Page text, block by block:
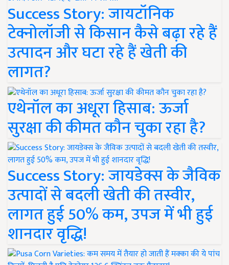
Success Story: जायटॉनिक
टेक्नोलॉजी से किसान कैसे बढ़ा रहे हैं
उत्पादन और घटा रहे हैं खेती की
लागत?
एथेनॉल का अधूरा हिसाब: ऊर्जा
सुरक्षा की कीमत कौन चुका रहा है?
Success Story: जायडेक्स के जैविक
उत्पादों से बदली खेती की तस्वीर,
लागत हुई 50% कम, उपज में भी हुई
शानदार वृद्धि!